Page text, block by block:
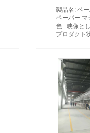
製品名 : ペ
ペーパー マ
色:: 映像と
プロダクト